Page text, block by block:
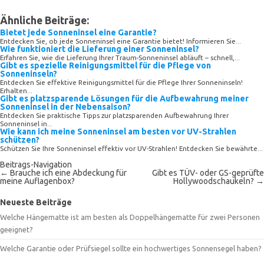
Ähnliche Beiträge:
Bietet jede Sonneninsel eine Garantie?
Entdecken Sie, ob jede Sonneninsel eine Garantie bietet! Informieren Sie...
Wie funktioniert die Lieferung einer Sonneninsel?
Erfahren Sie, wie die Lieferung Ihrer Traum-Sonneninsel abläuft – schnell,...
Gibt es spezielle Reinigungsmittel für die Pflege von
Sonneninseln?
Entdecken Sie effektive Reinigungsmittel für die Pflege Ihrer Sonneninseln!
Erhalten...
Gibt es platzsparende Lösungen für die Aufbewahrung meiner
Sonneninsel in der Nebensaison?
Entdecken Sie praktische Tipps zur platzsparenden Aufbewahrung Ihrer
Sonneninsel in...
Wie kann ich meine Sonneninsel am besten vor UV-Strahlen
schützen?
Schützen Sie Ihre Sonneninsel effektiv vor UV-Strahlen! Entdecken Sie bewährte...
Beitrags-Navigation
← Brauche ich eine Abdeckung für
meine Auflagenbox?
Gibt es TÜV- oder GS-geprüfte
Hollywoodschaukeln? →
Neueste Beiträge
Welche Hängematte ist am besten als Doppelhängematte für zwei Personen
geeignet?
Welche Garantie oder Prüfsiegel sollte ein hochwertiges Sonnensegel haben?